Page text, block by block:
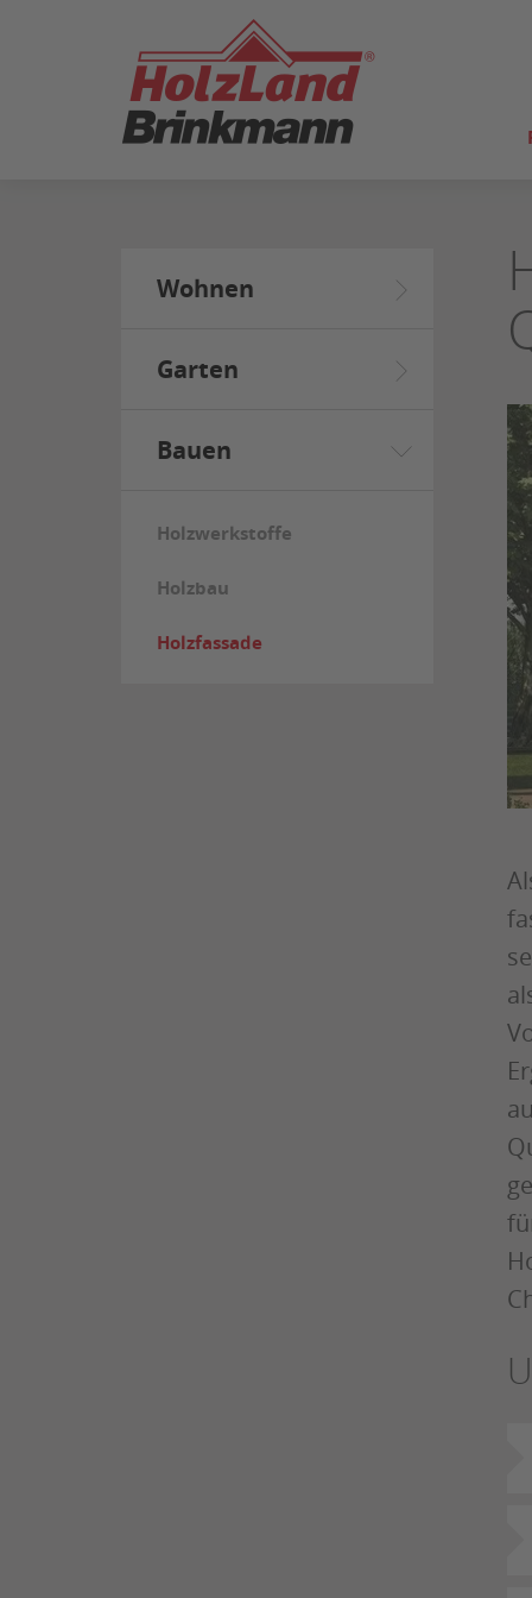
SEITENINHALT
Wohnen
Garten
Bauen
Holzwerkstoffe
Holzbau
Holzfassade